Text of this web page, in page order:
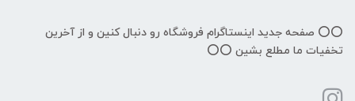
⭕️⭕️ صفحه جدید اینستاگرام فروشگاه رو دنبال کنین و از آخرین
تخفیات ما مطلع بشین ⭕️⭕️